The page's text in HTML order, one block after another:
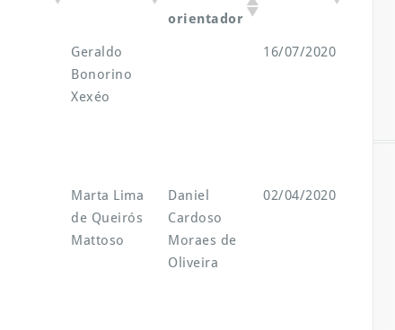
orientador
Orientador Data
Geraldo
Bonorino
Xexéo
16/07/2020
Marta Lima
de Queirós
Mattoso
Daniel
Cardoso
Moraes de
Oliveira
02/04/2020